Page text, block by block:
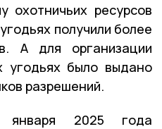
охотничьих ресурсов
получили более
А для организации
угодьях было выдано
разрешений.
2025 года